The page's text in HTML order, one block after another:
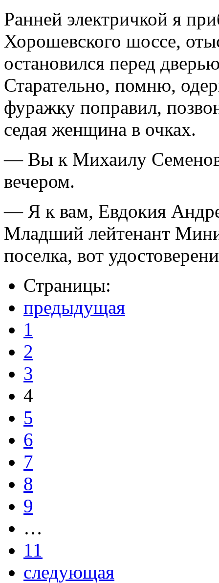
Ранней электричкой я
Хорошевского шоссе,
остановился перед
Старательно, помню,
фуражку поправил,
седая женщина в очках.
— Вы к Михаилу
вечером.
— Я к вам, Евдокия
Младший лейтенант
поселка, вот
Страницы:
предыдущая
1
2
3
4
5
6
7
8
9
…
11
следующая